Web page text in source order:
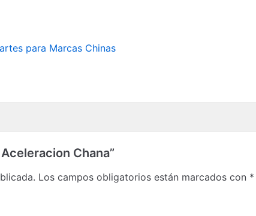
para Marcas Chinas
Chana”
Los campos obligatorios están marcados con *